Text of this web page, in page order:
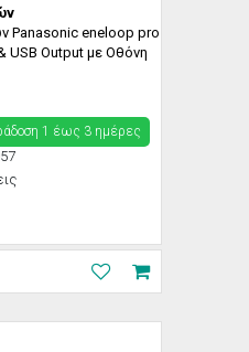
Panasonic eneloop pro
USB Output με Οθόνη
1 έως 3 ημέρες